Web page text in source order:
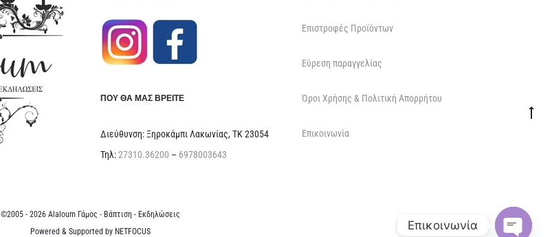
ΠΟΥ ΘΑ ΜΑΣ ΒΡΕΊΤΕ
Διεύθυνση: Ξηροκάμπι Λακωνίας, ΤΚ 23054
Τηλ:27310.36200 – 6978003643
Επιστροφές Προϊόντων
Εύρεση παραγγελίας
Όροι Χρήσης & Πολιτική Απορρήτου
Επικοινωνία
©2005 - 2026 Alaloum Γάμος - Βάπτιση - Εκδηλώσεις
Powered & Supported by NETFOCUS Επικοινωνία